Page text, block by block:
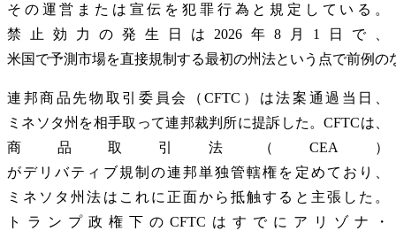
その運営または宣伝を犯罪行為と規定している。
禁止効力の発生日は2026年8月1日で、
米国で予測市場を直接規制する最初の州法という点で前例の
連邦商品先物取引委員会（CFTC）は法案通過当日、
ミネソタ州を相手取って連邦裁判所に提訴した。CFTCは、
商品取引法（CEA）
がデリバティブ規制の連邦単独管轄権を定めており、
ミネソタ州法はこれに正面から抵触すると主張した。
トランプ政権下のCFTCはすでにアリゾナ・